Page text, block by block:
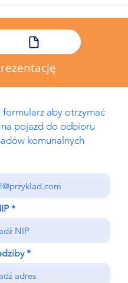
formularz aby otrzymać
pojazd do odbioru
komunalnych